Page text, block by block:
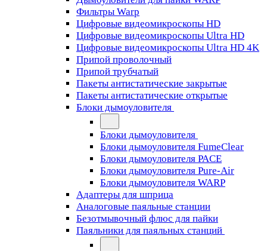
Фильтры Warp
Цифровые видеомикроскопы HD
Цифровые видеомикроскопы Ultra HD
Цифровые видеомикроскопы Ultra HD 4K
Припой проволочный
Припой трубчатый
Пакеты антистатические закрытые
Пакеты антистатические открытые
Блоки дымоуловителя
Блоки дымоуловителя
Блоки дымоуловителя FumeClear
Блоки дымоуловителя PACE
Блоки дымоуловителя Pure-Air
Блоки дымоуловителя WARP
Адаптеры для шприца
Аналоговые паяльные станции
Безотмывочный флюс для пайки
Паяльники для паяльных станций